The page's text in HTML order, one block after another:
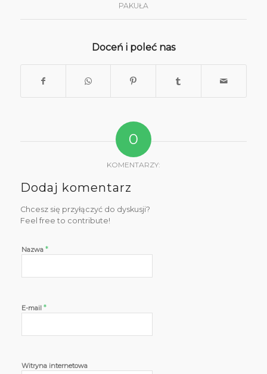
PAKUŁA
Doceń i poleć nas
0
KOMENTARZY:
Dodaj komentarz
Chcesz się przyłączyć do dyskusji?
Feel free to contribute!
Nazwa *
E-mail *
Witryna internetowa